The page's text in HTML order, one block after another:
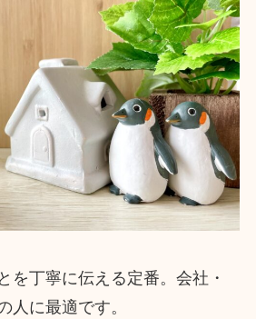
を丁寧に伝える定番。会社・
人に最適です。